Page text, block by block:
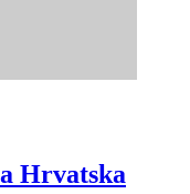
Hrvatska